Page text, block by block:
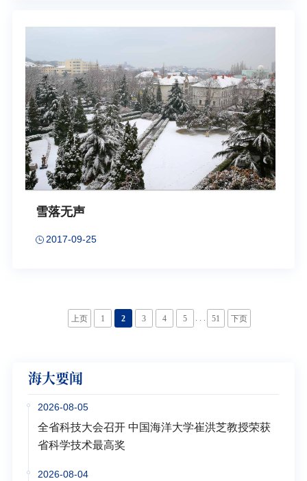
雪落无声
2017-09-25
上页 1 2 3 4 5 . . . 51 下页
海大要闻
2026-08-05
全省科技大会召开 中国海洋大学崔洪芝教授荣获
省科学技术最高奖
2026-08-04